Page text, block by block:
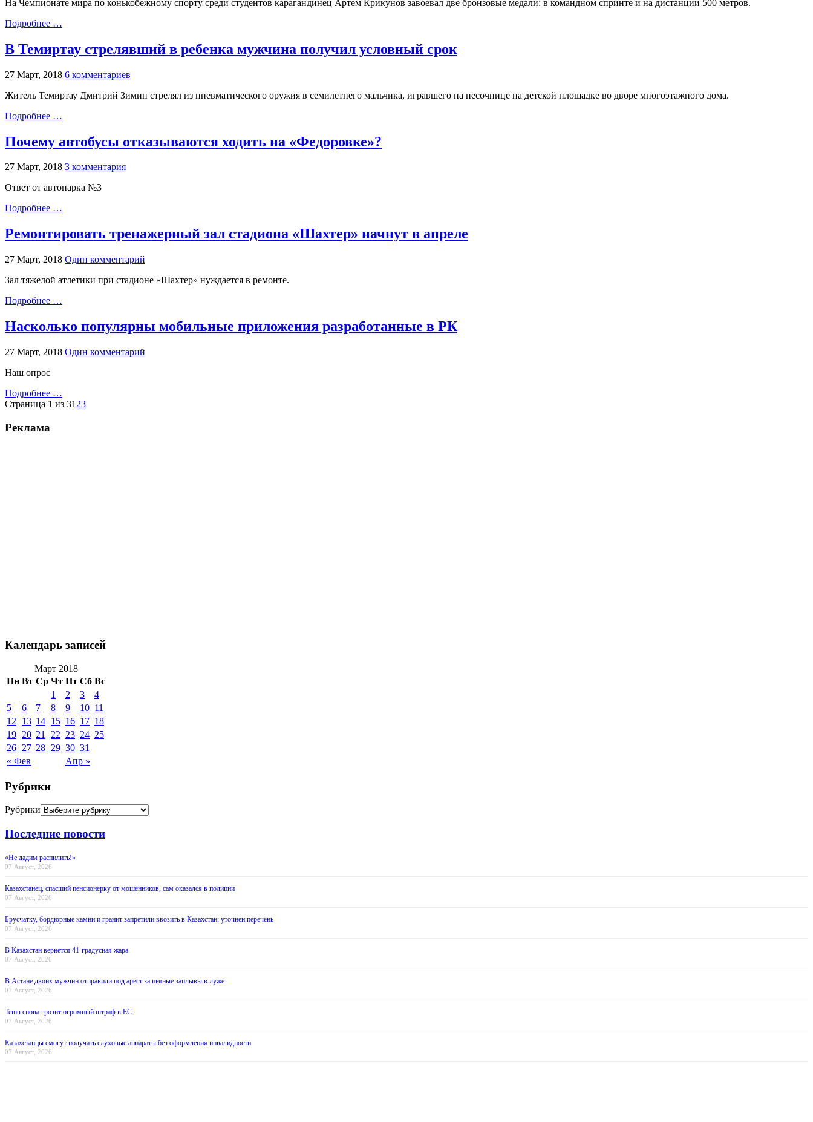
На Чемпионате мира по конькобежному спорту среди студентов карагандинец Артем Крикунов завоевал две бронзовые медали: в командном спринте и на дистанции 500 метров.
Подробнее …
В Темиртау стрелявший в ребенка мужчина получил условный срок
27 Март, 2018 6 комментариев
Житель Темиртау Дмитрий Зимин стрелял из пневматического оружия в семилетнего мальчика, игравшего на песочнице на детской площадке во дворе многоэтажного дома.
Подробнее …
Почему автобусы отказываются ходить на «Федоровке»?
27 Март, 2018 3 комментария
Ответ от автопарка №3
Подробнее …
Ремонтировать тренажерный зал стадиона «Шахтер» начнут в апреле
27 Март, 2018 Один комментарий
Зал тяжелой атлетики при стадионе «Шахтер» нуждается в ремонте.
Подробнее …
Насколько популярны мобильные приложения разработанные в РК
27 Март, 2018 Один комментарий
Наш опрос
Подробнее …
Страница 1 из 31 23
Реклама
Календарь записей
Март 2018
Пн Вт Ср Чт Пт Сб Вс
« Фев Апр »
1 2 3
4
5
6 7 8 9 10 11
12
13 14 15 16 17 18
19 20 21 22 23 24 25
26 27 28 29 30 31
Рубрики
Рубрики
Последние новости
«Не дадим распилить!»
07 Август, 2026
Казахстанец, спасший пенсионерку от мошенников, сам оказался в полиции
07 Август, 2026
Брусчатку, бордюрные камни и гранит запретили ввозить в Казахстан: уточнен перечень
07 Август, 2026
В Казахстан вернется 41-градусная жара
07 Август, 2026
В Астане двоих мужчин отправили под арест за пьяные заплывы в луже
07 Август, 2026
Temu снова грозит огромный штраф в ЕС
07 Август, 2026
Казахстанцы смогут получать слуховые аппараты без оформления инвалидности
07 Август, 2026